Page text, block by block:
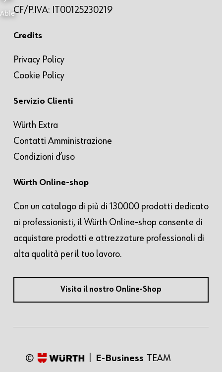
CF/P.IVA: IT00125230219
Credits
Privacy Policy
Cookie Policy
Servizio Clienti
Würth Extra
Contatti Amministrazione
Condizioni d’uso
Würth Online-shop
Con un catalogo di più di 130000 prodotti dedicato
ai professionisti, il Würth Online-shop consente di
acquistare prodotti e attrezzature professionali di
alta qualità per il tuo lavoro.
Visita il nostro Online-Shop
© E-Business TEAM